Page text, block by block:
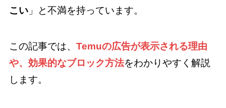
こい」と不満を持っています。
この記事では、 Temuの広告が表示される理由
や、効果的なブロック方法をわかりやすく解説
します。